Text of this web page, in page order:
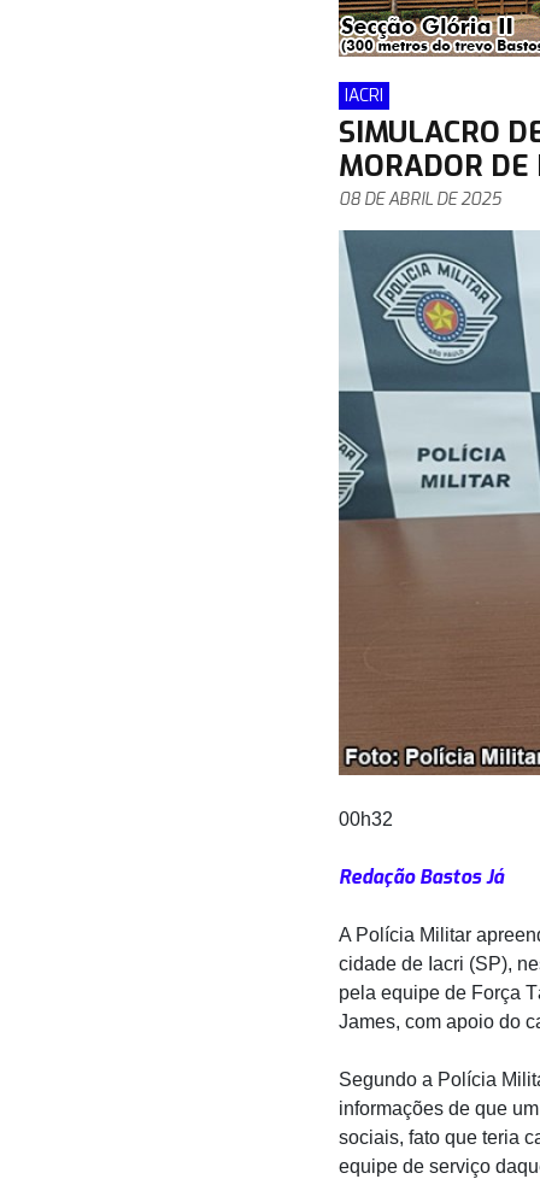
IACRI
SIMULACRO
MORADOR DE
08 DE ABRIL DE 2025
00h32
Redação Bastos Já
A Polícia Militar
cidade de Iacri (SP),
pela equipe de Força
James, com apoio do
Segundo a Polícia
informações de que
sociais, fato que teria
equipe de serviço